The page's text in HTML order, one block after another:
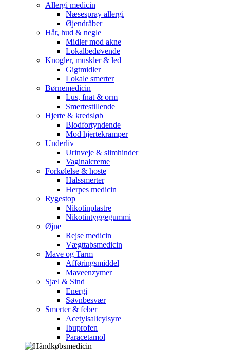
Allergi medicin
Næsespray allergi
Øjendråber
Hår, hud & negle
Midler mod akne
Lokalbedøvende
Knogler, muskler & led
Gigtmidler
Lokale smerter
Børnemedicin
Lus, fnat & orm
Smertestillende
Hjerte & kredsløb
Blodfortyndende
Mod hjertekramper
Underliv
Urinveje & slimhinder
Vaginalcreme
Forkølelse & hoste
Halssmerter
Herpes medicin
Rygestop
Nikotinplastre
Nikotintyggegummi
Øjne
Rejse medicin
Vægttabsmedicin
Mave og Tarm
Afføringsmiddel
Maveenzymer
Sjæl & Sind
Energi
Søvnbesvær
Smerter & feber
Acetylsalicylsyre
Ibuprofen
Paracetamol